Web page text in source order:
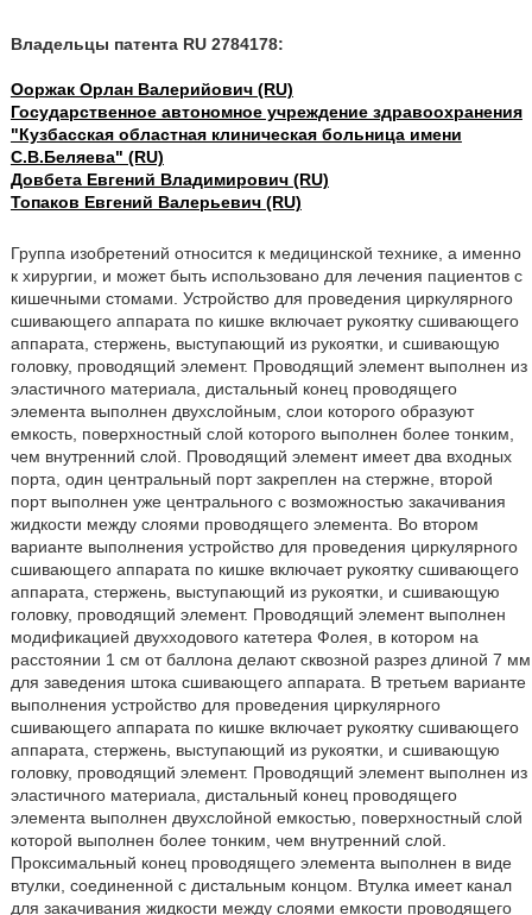
Владельцы патента RU 2784178:
Ооржак Орлан Валерийович (RU)
Государственное автономное учреждение здравоохранения
"Кузбасская областная клиническая больница имени
С.В.Беляева" (RU)
Довбета Евгений Владимирович (RU)
Топаков Евгений Валерьевич (RU)
Группа изобретений относится к медицинской технике, а именно
к хирургии, и может быть использовано для лечения пациентов с
кишечными стомами. Устройство для проведения циркулярного
сшивающего аппарата по кишке включает рукоятку сшивающего
аппарата, стержень, выступающий из рукоятки, и сшивающую
головку, проводящий элемент. Проводящий элемент выполнен из
эластичного материала, дистальный конец проводящего
элемента выполнен двухслойным, слои которого образуют
емкость, поверхностный слой которого выполнен более тонким,
чем внутренний слой. Проводящий элемент имеет два входных
порта, один центральный порт закреплен на стержне, второй
порт выполнен уже центрального с возможностью закачивания
жидкости между слоями проводящего элемента. Во втором
варианте выполнения устройство для проведения циркулярного
сшивающего аппарата по кишке включает рукоятку сшивающего
аппарата, стержень, выступающий из рукоятки, и сшивающую
головку, проводящий элемент. Проводящий элемент выполнен
модификацией двухходового катетера Фолея, в котором на
расстоянии 1 см от баллона делают сквозной разрез длиной 7 мм
для заведения штока сшивающего аппарата. В третьем варианте
выполнения устройство для проведения циркулярного
сшивающего аппарата по кишке включает рукоятку сшивающего
аппарата, стержень, выступающий из рукоятки, и сшивающую
головку, проводящий элемент. Проводящий элемент выполнен из
эластичного материала, дистальный конец проводящего
элемента выполнен двухслойной емкостью, поверхностный слой
которой выполнен более тонким, чем внутренний слой.
Проксимальный конец проводящего элемента выполнен в виде
втулки, соединенной с дистальным концом. Втулка имеет канал
для закачивания жидкости между слоями емкости проводящего